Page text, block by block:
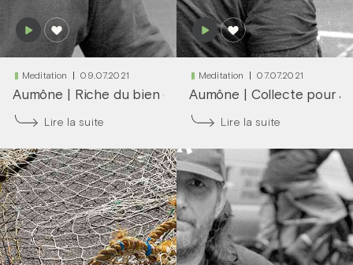
Meditation 09.07.2021
Aumône Riche du bien qu’on fait
Lire la suite
Meditation 07.07.2021
Aumône Collecte pour
Lire la suite